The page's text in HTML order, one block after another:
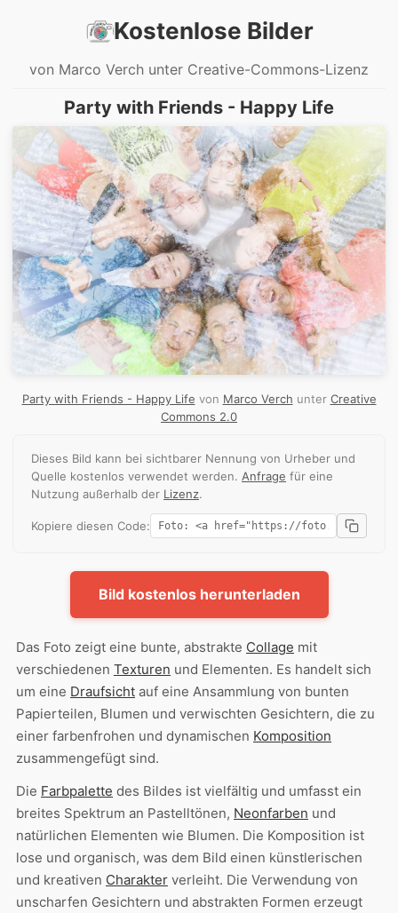
Kostenlose Bilder
von Marco Verch unter Creative-Commons-Lizenz
Party with Friends - Happy Life
Party with Friends - Happy Life von Marco Verch unter Creative
Commons 2.0
Dieses Bild kann bei sichtbarer Nennung von Urheber und
Quelle kostenlos verwendet werden. Anfrage für eine
Nutzung außerhalb der Lizenz.
Kopiere diesen Code:
Bild kostenlos herunterladen
Das Foto zeigt eine bunte, abstrakte Collage mit
verschiedenen Texturen und Elementen. Es handelt sich
um eine Draufsicht auf eine Ansammlung von bunten
Papierteilen, Blumen und verwischten Gesichtern, die zu
einer farbenfrohen und dynamischen Komposition
zusammengefügt sind.
Die Farbpalette des Bildes ist vielfältig und umfasst ein
breites Spektrum an Pastelltönen, Neonfarben und
natürlichen Elementen wie Blumen. Die Komposition ist
lose und organisch, was dem Bild einen künstlerischen
und kreativen Charakter verleiht. Die Verwendung von
unscharfen Gesichtern und abstrakten Formen erzeugt